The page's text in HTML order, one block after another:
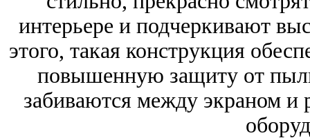
интерьере и подчеркивают
этого, такая конструкция
повышенную защиту от
забиваются между экраном и